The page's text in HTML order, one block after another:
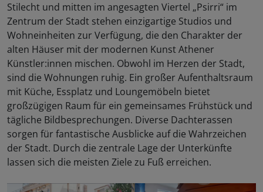
Stilecht und mitten im angesagten Viertel „Psirri“ im
Zentrum der Stadt stehen einzigartige Studios und
Wohneinheiten zur Verfügung, die den Charakter der
alten Häuser mit der modernen Kunst Athener
Künstler:innen mischen. Obwohl im Herzen der Stadt,
sind die Wohnungen ruhig. Ein großer Aufenthaltsraum
mit Küche, Essplatz und Loungemöbeln bietet
großzügigen Raum für ein gemeinsames Frühstück und
tägliche Bildbesprechungen. Diverse Dachterassen
sorgen für fantastische Ausblicke auf die Wahrzeichen
der Stadt. Durch die zentrale Lage der Unterkünfte
lassen sich die meisten Ziele zu Fuß erreichen.